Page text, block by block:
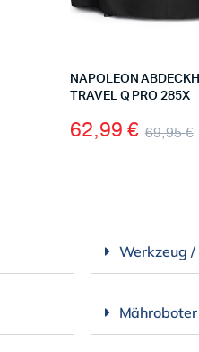
NAPOLEON
TRAVEL Q PRO 285X
69,95€
62,99 €
Werkzeug
Mähroboter